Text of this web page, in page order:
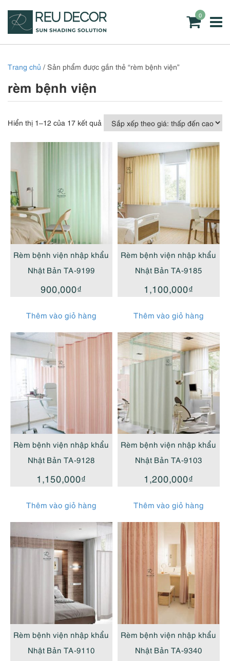
0
Trang chủ / Sản phẩm được gắn thẻ “rèm bệnh viện”
rèm bệnh viện
Hiển thị 1–12 của 17 kết quả
Rèm bệnh viện nhập khẩu
Nhật Bản TA-9199
900,000₫
Thêm vào giỏ hàng
Rèm bệnh viện nhập khẩu
Nhật Bản TA-9185
1,100,000₫
Thêm vào giỏ hàng
Rèm bệnh viện nhập khẩu
Nhật Bản TA-9128
1,150,000₫
Thêm vào giỏ hàng
Rèm bệnh viện nhập khẩu
Nhật Bản TA-9103
1,200,000₫
Thêm vào giỏ hàng
Rèm bệnh viện nhập khẩu
Nhật Bản TA-9110
Rèm bệnh viện nhập khẩu
Nhật Bản TA-9340